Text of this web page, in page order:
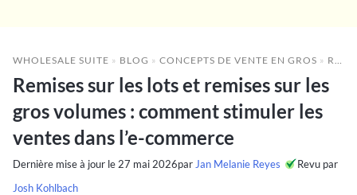
WHOLESALE SUITE » BLOG » CONCEPTS DE VENTE EN GROS » REMISES SUR LES LOTS ET REMISES SUR LES GROS VOLUMES : COMMENT STIMULER LES VENTES DANS L’E-COMMERCE
Remises sur les lots et remises sur les
gros volumes : comment stimuler les
ventes dans l’e-commerce
Dernière mise à jour le 27 mai 2026par Jan Melanie Reyes
Revu par
Josh Kohlbach